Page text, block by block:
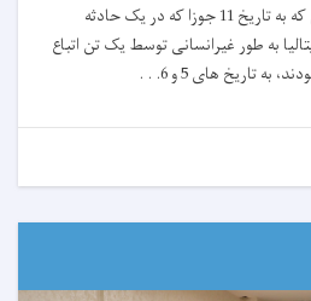
اجساد سه تن از مهاجرین افغان که به تاریخ 11 جوزا که در یک حادثه
به طور غیرانسانی توسط یک تن اتباع
تاریخ های 5 و 6. . .